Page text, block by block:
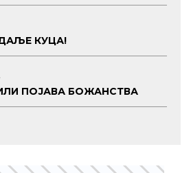
КУЦА!
ПОЈАВА БОЖАНСТВА